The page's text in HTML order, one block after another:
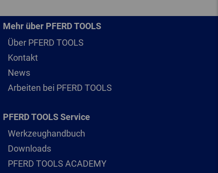
Mehr über PFERD TOOLS
Über PFERD TOOLS
Kontakt
News
Arbeiten bei PFERD TOOLS
PFERD TOOLS Service
Werkzeughandbuch
Downloads
PFERD TOOLS ACADEMY